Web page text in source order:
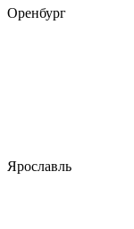
Оренбург
Ярославль